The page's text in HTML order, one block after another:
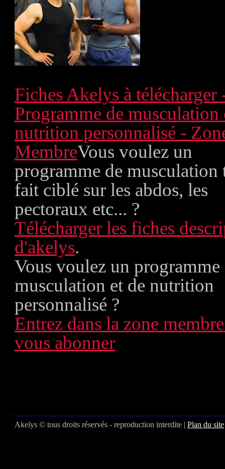
Fiches Akelys à télécharger
Programme de musculation
nutrition personnalisé -
MembreVous voulez un
programme de musculation
fait ciblé sur les abdos, les
pectoraux etc... ?
Télécharger les fiches
d'akelys.
Vous voulez un programme
musculation et de nutrition
personnalisé ?
Entrez dans la zone
vous abonner
Akelys © tous droits réservés - reproduction interdite | Plan du site